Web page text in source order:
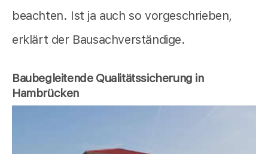
beachten. Ist ja auch so vorgeschrieben,
erklärt der Bausachverständige.
Baubegleitende Qualitätssicherung in
Hambrücken